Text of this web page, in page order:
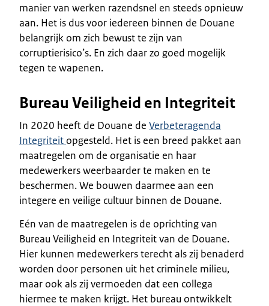
manier van werken razendsnel en steeds opnieuw
aan. Het is dus voor iedereen binnen de Douane
belangrijk om zich bewust te zijn van
corruptierisico’s. En zich daar zo goed mogelijk
tegen te wapenen.
Bureau Veiligheid en Integriteit
In 2020 heeft de Douane de Verbeteragenda
Integriteit opgesteld. Het is een breed pakket aan
maatregelen om de organisatie en haar
medewerkers weerbaarder te maken en te
beschermen. We bouwen daarmee aan een
integere en veilige cultuur binnen de Douane.
Eén van de maatregelen is de oprichting van
Bureau Veiligheid en Integriteit van de Douane.
Hier kunnen medewerkers terecht als zij benaderd
worden door personen uit het criminele milieu,
maar ook als zij vermoeden dat een collega
hiermee te maken krijgt. Het bureau ontwikkelt